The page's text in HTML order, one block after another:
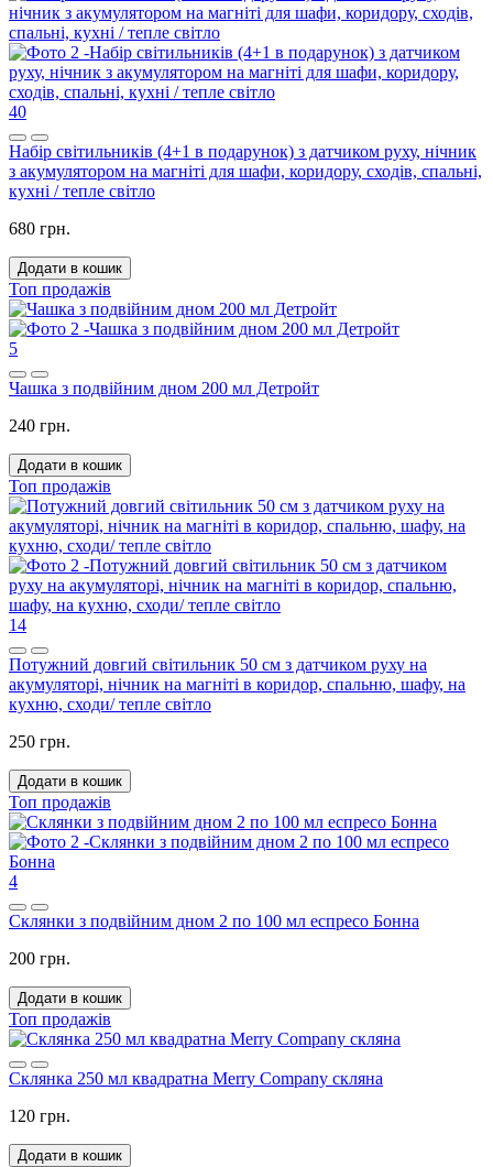
40
Набір світильників (4+1 в подарунок) з датчиком руху, нічник
з акумулятором на магніті для шафи, коридору, сходів, спальні,
кухні / тепле світло
680 грн.
Додати в кошик
Топ продажів
5
Чашка з подвійним дном 200 мл Детройт
240 грн.
Додати в кошик
Топ продажів
14
Потужний довгий світильник 50 см з датчиком руху на
акумуляторі, нічник на магніті в коридор, спальню, шафу, на
кухню, сходи/ тепле світло
250 грн.
Додати в кошик
Топ продажів
4
Склянки з подвійним дном 2 по 100 мл еспресо Бонна
200 грн.
Додати в кошик
Топ продажів
Склянка 250 мл квадратна Merry Company скляна
120 грн.
Додати в кошик